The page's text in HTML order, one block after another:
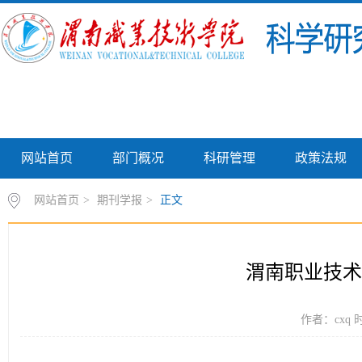
网站首页 部门概况 科研管理 政策法规
网站首页 > 期刊学报 > 正文
渭南职业技
作者：cxq